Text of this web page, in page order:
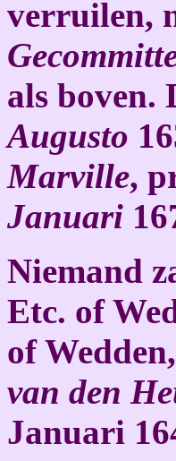
verruilen,
als boven.
Augusto
Marville,
Januari
Niemand
Etc. of
of
van den
Januari